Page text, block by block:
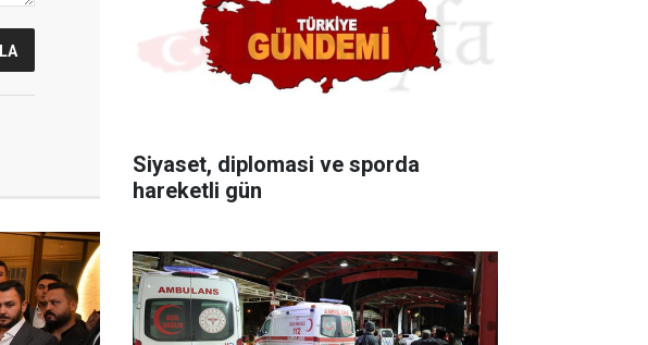
Siyaset, diplomasi ve sporda
hareketli gün